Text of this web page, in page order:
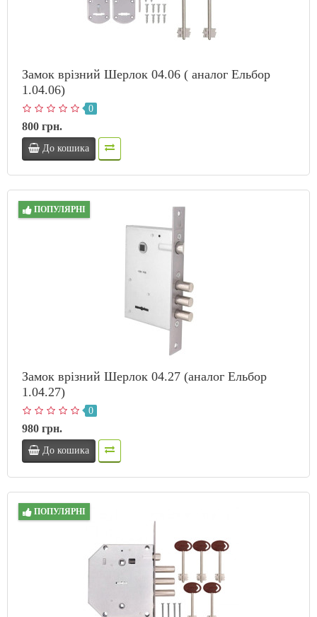
Замок врізний Шерлок 04.06 ( аналог Ельбор
1.04.06)
0
800 грн.
До кошика
ПОПУЛЯРНІ
Замок врізний Шерлок 04.27 (аналог Ельбор
1.04.27)
0
980 грн.
До кошика
ПОПУЛЯРНІ